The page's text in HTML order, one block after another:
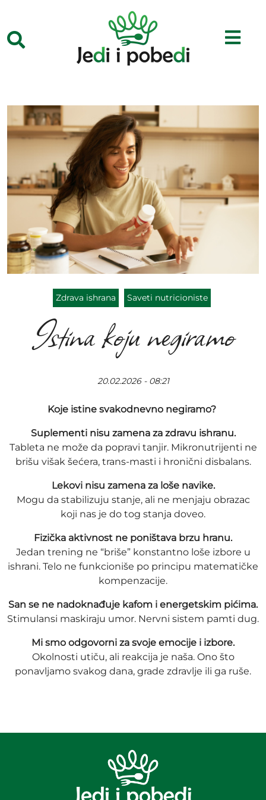
Zdrava ishrana Saveti nutricioniste
Istina koju negiramo
20.02.2026 - 08:21
Koje istine svakodnevno negiramo?
Suplementi nisu zamena za zdravu ishranu.
Tableta ne može da popravi tanjir. Mikronutrijenti ne
brišu višak šećera, trans-masti i hronični disbalans.
Lekovi nisu zamena za loše navike.
Mogu da stabilizuju stanje, ali ne menjaju obrazac
koji nas je do tog stanja doveo.
Fizička aktivnost ne poništava brzu hranu.
Jedan trening ne “briše” konstantno loše izbore u
ishrani. Telo ne funkcioniše po principu matematičke
kompenzacije.
San se ne nadoknađuje kafom i energetskim pićima.
Stimulansi maskiraju umor. Nervni sistem pamti dug.
Mi smo odgovorni za svoje emocije i izbore.
Okolnosti utiču, ali reakcija je naša. Ono što
ponavljamo svakog dana, grade zdravlje ili ga ruše.